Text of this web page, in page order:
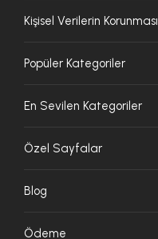
Kişisel Verilerin Korunması
Popüler Kategoriler
En Sevilen Kategoriler
Özel Sayfalar
Blog
Ödeme